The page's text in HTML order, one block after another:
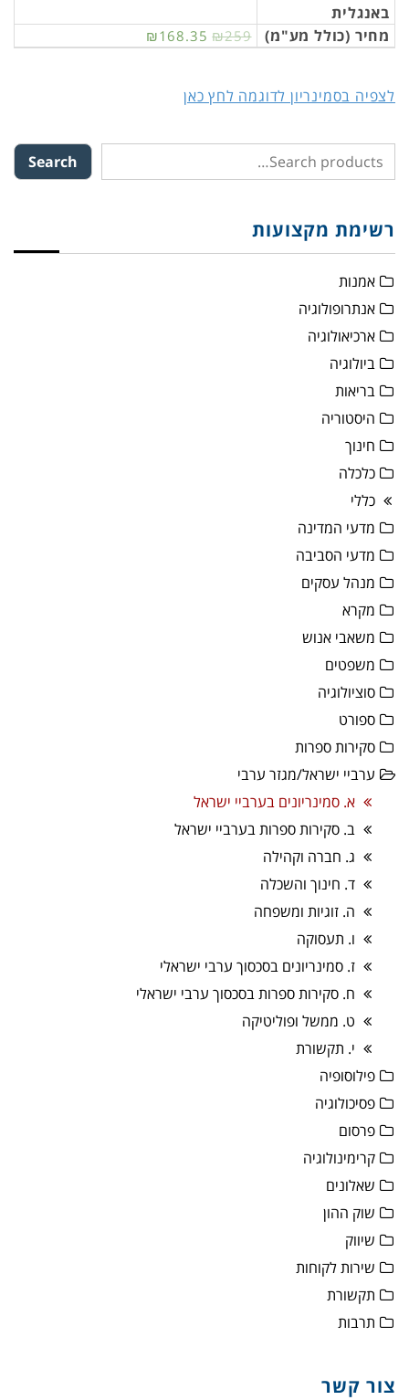
באנגלית
מחיר (כולל מע"מ) ₪168.35 ₪259
לצפיה בסמינריון לדוגמה לחץ כאן
Search
רשימת מקצועות
אמנות
אנתרופולוגיה
ארכיאולוגיה
ביולוגיה
בריאות
היסטוריה
חינוך
כלכלה
כללי
מדעי המדינה
מדעי הסביבה
מנהל עסקים
מקרא
משאבי אנוש
משפטים
סוציולוגיה
ספורט
סקירות ספרות
ערביי ישראל/מגזר ערבי
א. סמינריונים בערביי ישראל
ב. סקירות ספרות בערביי ישראל
ג. חברה וקהילה
ד. חינוך והשכלה
ה. זוגיות ומשפחה
ו. תעסוקה
ז. סמינריונים בסכסוך ערבי ישראלי
ח. סקירות ספרות בסכסוך ערבי ישראלי
ט. ממשל ופוליטיקה
י. תקשורת
פילוסופיה
פסיכולוגיה
פרסום
קרימינולוגיה
שאלונים
שוק ההון
שיווק
שירות לקוחות
תקשורת
תרבות
צור קשר